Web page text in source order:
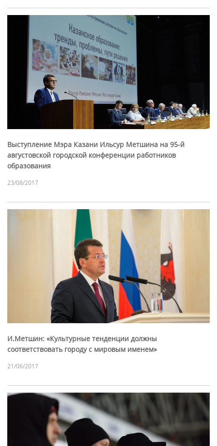
Выступление Мэра Казани Ильсур Метшина на 95-й
августовской городской конференции работников
образования
23/08/2017
И.Метшин: «Культурные тенденции должны
соответствовать городу с мировым именем»
21/06/2017